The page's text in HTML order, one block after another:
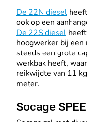
De 22N diesel
ook op een
De 22S diesel
hoogwerker bij
steeds een grote
werkbak heeft,
reikwijdte van 11
meter.
Socage